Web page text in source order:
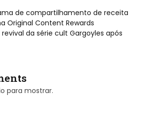
de compartilhamento de receita
Original Content Rewards
da série cult Gargoyles após
para mostrar.